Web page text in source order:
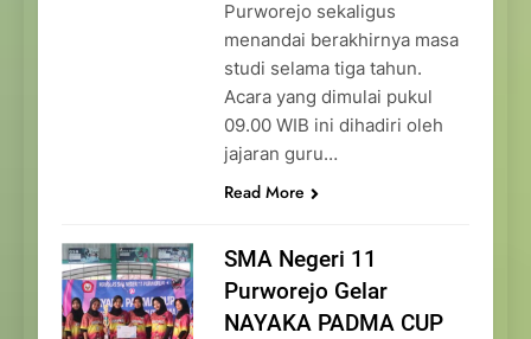
Purworejo sekaligus
menandai berakhirnya masa
studi selama tiga tahun.
Acara yang dimulai pukul
09.00 WIB ini dihadiri oleh
jajaran guru…
Read More
SMA Negeri 11
Purworejo Gelar
NAYAKA PADMA CUP